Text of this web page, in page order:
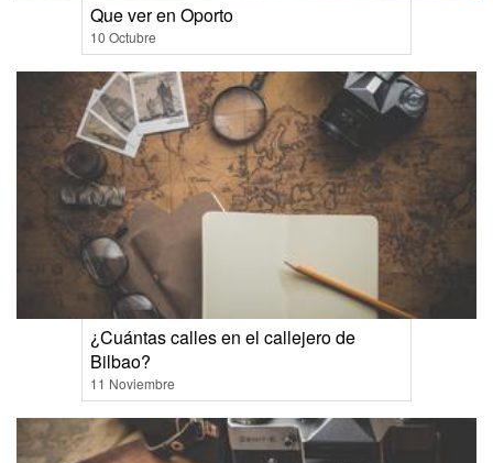
Que ver en Oporto
10 Octubre
¿Cuántas calles en el callejero de
Bilbao?
11 Noviembre